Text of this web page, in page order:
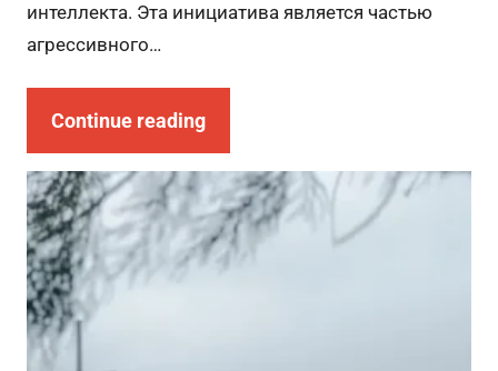
интеллекта. Эта инициатива является частью
агрессивного…
Continue reading